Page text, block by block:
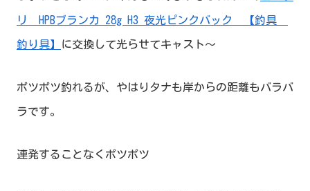
リ HPBブランカ 28g H3 夜光ピンクバック 【釣具
釣り具】 に交換して光らせてキャスト～
ポツポツ釣れるが、やはりタナも岸からの距離もバラバ
ラです。
連発することなくポツポツ